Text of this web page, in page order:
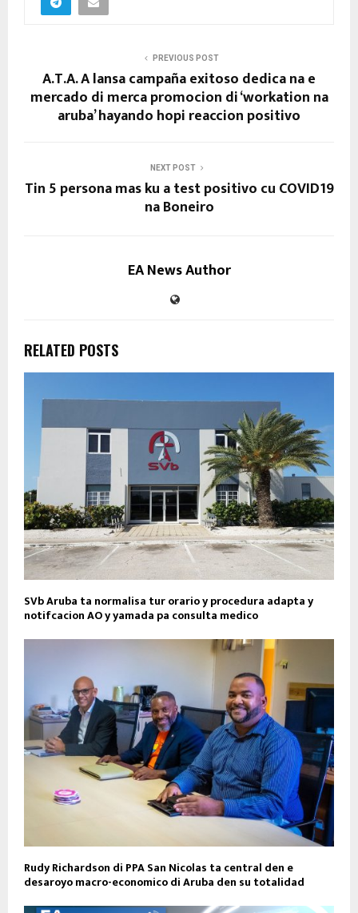
PREVIOUS POST
A.T.A. A lansa campaña exitoso dedica na e
mercado di merca promocion di ‘workation na
aruba’ hayando hopi reaccion positivo
NEXT POST
Tin 5 persona mas ku a test positivo cu COVID19
na Boneiro
EA News Author
RELATED POSTS
SVb Aruba ta normalisa tur orario y procedura adapta y
notifcacion AO y yamada pa consulta medico
Rudy Richardson di PPA San Nicolas ta central den e
desaroyo macro-economico di Aruba den su totalidad